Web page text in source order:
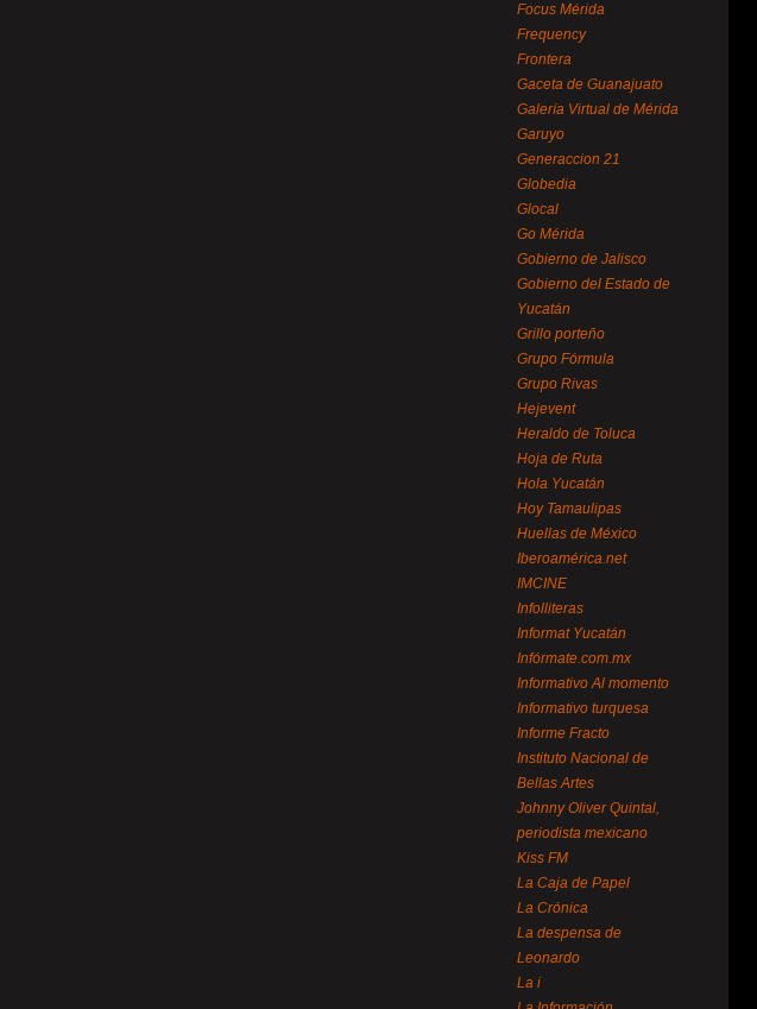
Focus Mérida
Frequency
Frontera
Gaceta de Guanajuato
Galería Virtual de Mérida
Garuyo
Generaccion 21
Globedia
Glocal
Go Mérida
Gobierno de Jalisco
Gobierno del Estado de
Yucatán
Grillo porteño
Grupo Fórmula
Grupo Rivas
Hejevent
Heraldo de Toluca
Hoja de Ruta
Hola Yucatán
Hoy Tamaulipas
Huellas de México
Iberoamérica.net
IMCINE
Infolliteras
Informat Yucatán
Infórmate.com.mx
Informativo Al momento
Informativo turquesa
Informe Fracto
Instituto Nacional de
Bellas Artes
Johnny Oliver Quintal,
periodista mexicano
Kiss FM
La Caja de Papel
La Crónica
La despensa de
Leonardo
La i